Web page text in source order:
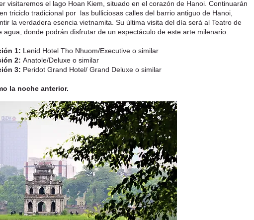
visitaremos el lago Hoan Kiem, situado en el corazón de Hanoi. Continuarán
triciclo tradicional por las bulliciosas calles del barrio antiguo de Hanoi,
la verdadera esencia vietnamita. Su última visita del día será al Teatro de
agua, donde podrán disfrutar de un espectáculo de este arte milenario.
1: Lenid Hotel Tho Nhuom/Executive o similar
2: Anatole/Deluxe o similar
3: Peridot Grand Hotel/ Grand Deluxe o similar
la noche anterior.